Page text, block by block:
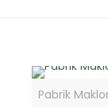
Pabrik